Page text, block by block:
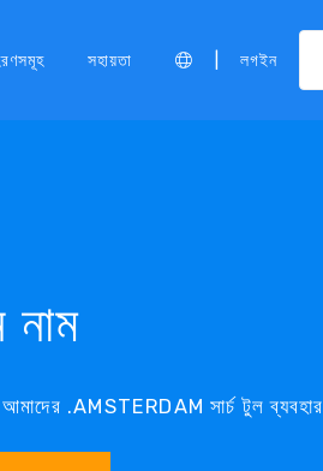
সহায়তা লগইন
.AMSTERDAM সার্চ টুল ব্যবহার